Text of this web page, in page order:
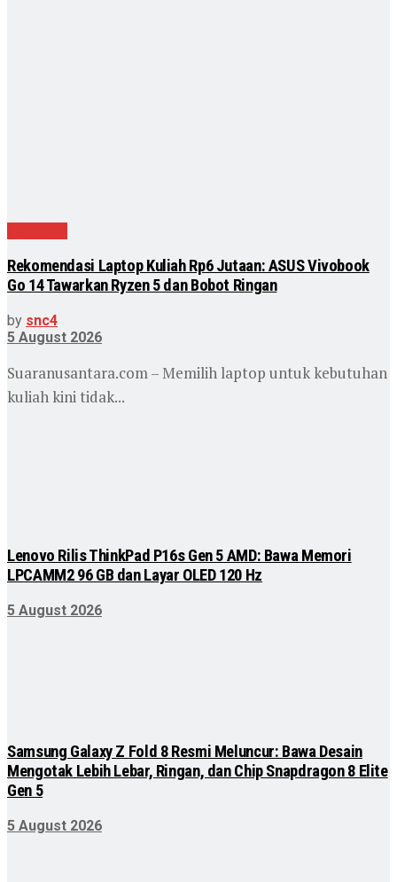
Rekomendasi Laptop Kuliah Rp6 Jutaan: ASUS Vivobook
Go 14 Tawarkan Ryzen 5 dan Bobot Ringan
by snc4
5 August 2026
Suaranusantara.com – Memilih laptop untuk kebutuhan
kuliah kini tidak...
Lenovo Rilis ThinkPad P16s Gen 5 AMD: Bawa Memori
LPCAMM2 96 GB dan Layar OLED 120 Hz
5 August 2026
Samsung Galaxy Z Fold 8 Resmi Meluncur: Bawa Desain
Mengotak Lebih Lebar, Ringan, dan Chip Snapdragon 8 Elite
Gen 5
5 August 2026